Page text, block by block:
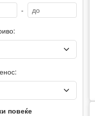
-
повеќе